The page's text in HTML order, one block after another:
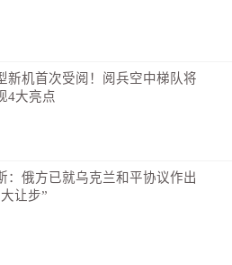
新机首次受阅！阅兵空中梯队将
4大亮点
：俄方已就乌克兰和平协议作出
让步”